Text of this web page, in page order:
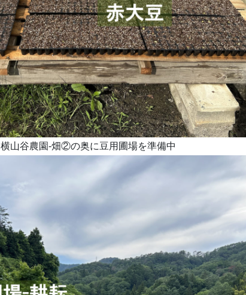
横山谷農園-畑②の奥に豆用圃場を準備中